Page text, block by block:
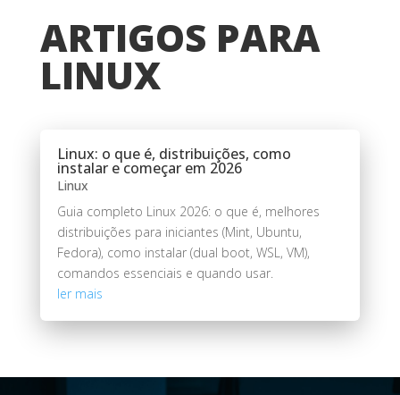
ARTIGOS PARA
LINUX
Linux: o que é, distribuições, como
instalar e começar em 2026
Linux
Guia completo Linux 2026: o que é, melhores
distribuições para iniciantes (Mint, Ubuntu,
Fedora), como instalar (dual boot, WSL, VM),
comandos essenciais e quando usar.
ler mais